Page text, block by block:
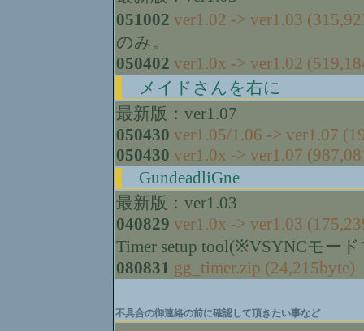
051002 ver1.02 -> ver1.03
のみ。
050402 ver1.0x -> ver1.02
メイドさんを右に
最新版：ver1.07
050430 ver1.05/1.06 -> ver1.07
050430 ver1.0x -> ver1.07
GundeadliGne
最新版：ver1.03
040829 ver1.0x -> ver1.03
Timer setup tool(※VSYNCモー
080831 gg_timer.zip (24,215byte)
不具合の御連絡の前に確認して頂きたい事など